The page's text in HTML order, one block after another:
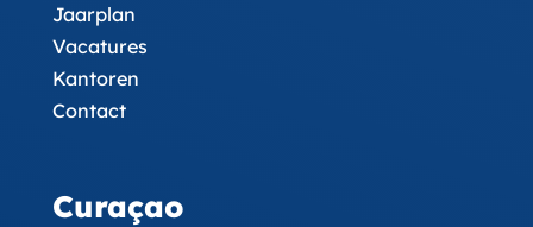
Jaarplan
Vacatures
Kantoren
Contact
Curaçao